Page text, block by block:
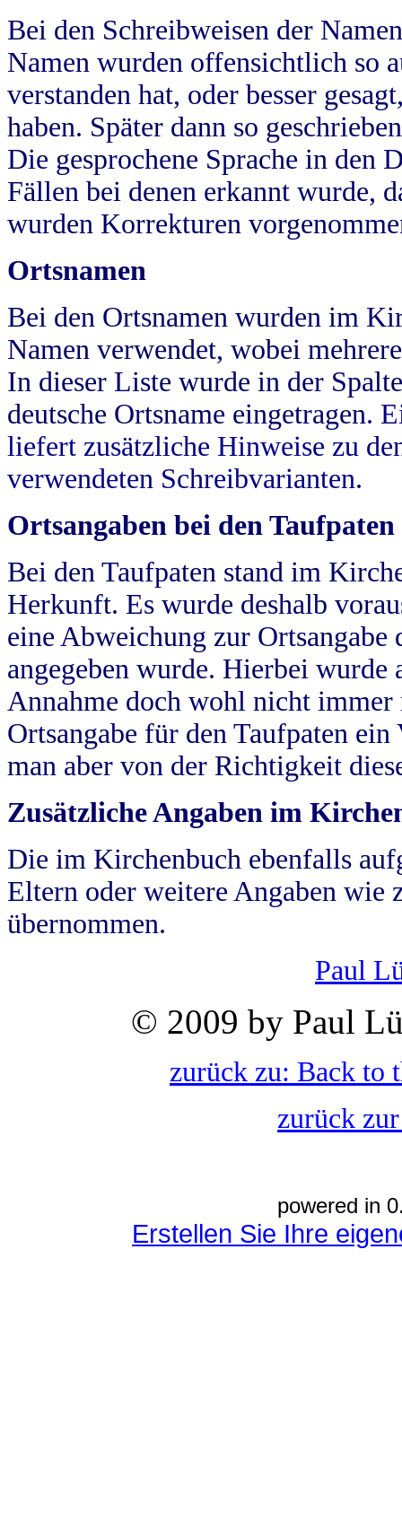
Bei den Schreibweisen der
Namen wurden offensichtlich so
verstanden hat, oder besser
haben. Später dann so
Die gesprochene Sprache in
Fällen bei denen erkannt wurde,
wurden Korrekturen
Ortsnamen
Bei den Ortsnamen wurden im
Namen verwendet, wobei
In dieser Liste wurde in der
deutsche Ortsname eingetragen.
liefert zusätzliche Hinweise zu
verwendeten Schreibvarianten.
Ortsangaben bei den Taufpaten
Bei den Taufpaten stand im
Herkunft. Es wurde deshalb
eine Abweichung zur
angegeben wurde. Hierbei wurde
Annahme doch wohl nicht
Ortsangabe für den Taufpaten
man aber von der Richtigkeit
Zusätzliche Angaben im
Die im Kirchenbuch ebenfalls
Eltern oder weitere Angaben wie
übernommen.
Paul
© 2009 by Paul
zurück zu: Back to
zurück
powered in
Erstellen Sie Ihre